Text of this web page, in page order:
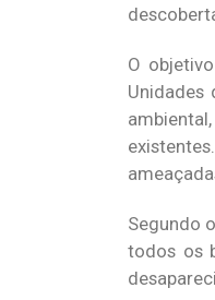
O
Unidades
Segundo
todos os